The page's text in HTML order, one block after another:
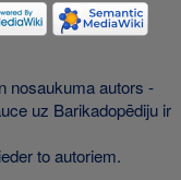
nosaukuma autors -
uz Barikadopēdiju ir
to autoriem.